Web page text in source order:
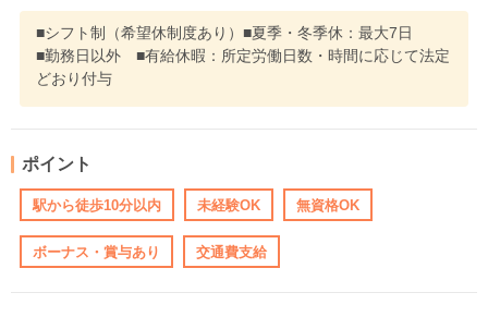
■シフト制（希望休制度あり）■夏季・冬季休：最大7日
■勤務日以外 ■有給休暇：所定労働日数・時間に応じて法定
どおり付与
ポイント
駅から徒歩10分以内 未経験OK 無資格OK
ボーナス・賞与あり 交通費支給